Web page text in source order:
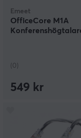
Emeet
OfficeCore M1A
(0)
549 kr